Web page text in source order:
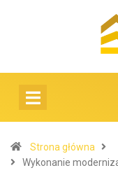
Strona główna
Wykonanie